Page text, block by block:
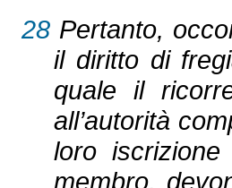
28 Pertanto,
il diritto di
quale il
all’autorità
loro
membro,